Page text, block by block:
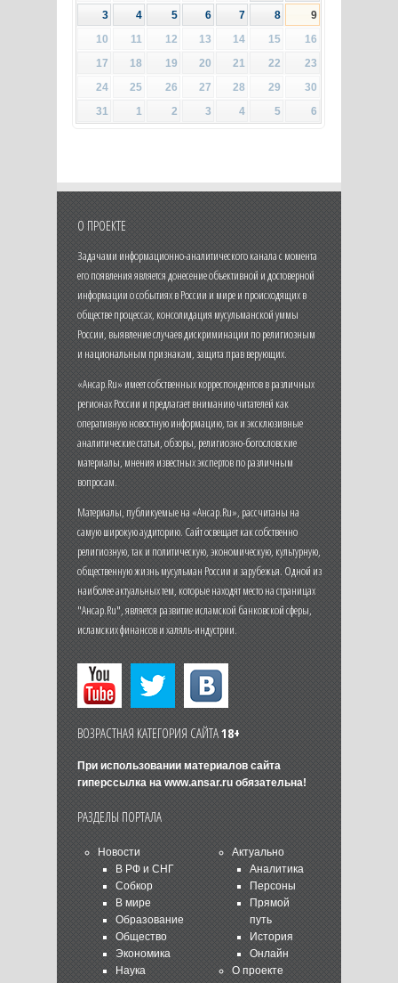
3
4 5 6 7 8
9
10
11 12 13 14 15
16
17
18 19 20 21 22
23
24
25 26 27 28 29
30
31
1 2 3 4 5 6
О ПРОЕКТЕ
Задачами информационно-аналитического канала с момента
его появления является донесение объективной и достоверной
информации о событиях в России и мире и происходящих в
обществе процессах, консолидация мусульманской уммы
России, выявление случаев дискриминации по религиозным
и национальным признакам, защита прав верующих.
«Ансар.Ru» имеет собственных корреспондентов в различных
регионах России и предлагает вниманию читателей как
оперативную новостную информацию, так и эксклюзивные
аналитические статьи, обзоры, религиозно-богословские
материалы, мнения известных экспертов по различным
вопросам.
Материалы, публикуемые на «Ансар.Ru», рассчитаны на
самую широкую аудиторию. Сайт освещает как собственно
религиозную, так и политическую, экономическую, культурную,
общественную жизнь мусульман России и зарубежья. Одной из
наиболее актуальных тем, которые находят место на страницах
"Ансар.Ru", является развитие исламской банковской сферы,
исламских финансов и халяль-индустрии.
ВОЗРАСТНАЯ КАТЕГОРИЯ САЙТА18+
При использовании материалов сайта
гиперссылка на www.ansar.ruобязательна!
РАЗДЕЛЫ ПОРТАЛА
Новости
В РФ и СНГ
Собкор
В мире
Образование
Общество
Экономика
Наука
Актуально
Аналитика
Персоны
Прямой
путь
История
Онлайн
О проекте